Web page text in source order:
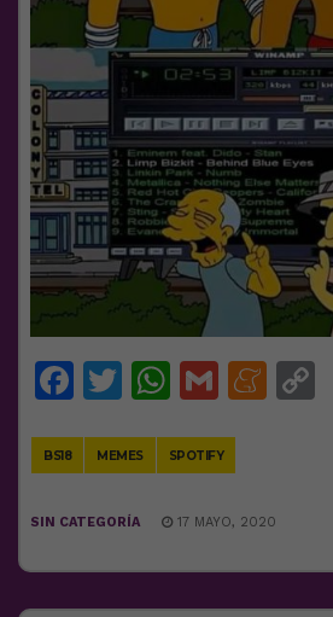
Facebook
TwitterGmail
BS18 MEMES SPOTIFY
SIN CATEGORÍA 17 MAYO, 2020